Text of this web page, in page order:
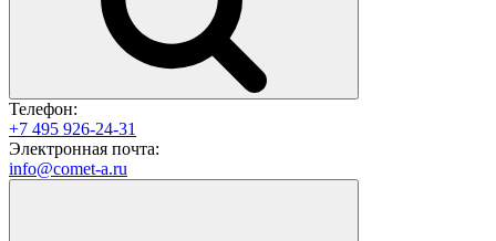
Телефон:
+7 495 926-24-31
Электронная почта:
info@comet-a.ru